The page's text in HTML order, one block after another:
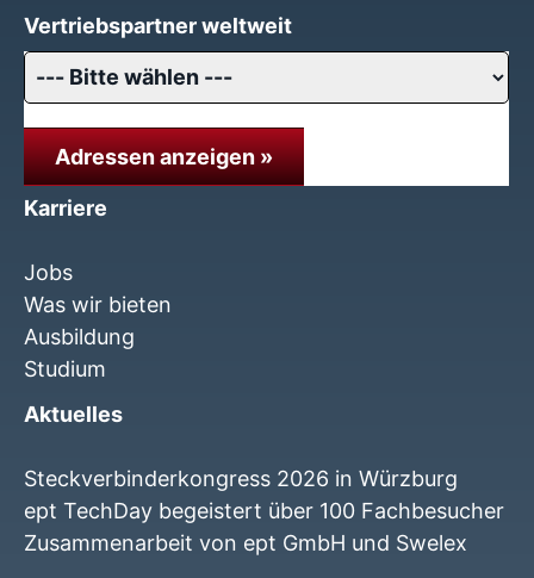
Vertriebspartner weltweit
Adressen anzeigen »
Karriere
Jobs
Was wir bieten
Ausbildung
Studium
Aktuelles
Steckverbinderkongress 2026 in Würzburg
ept TechDay begeistert über 100 Fachbesucher
Zusammenarbeit von ept GmbH und Swelex